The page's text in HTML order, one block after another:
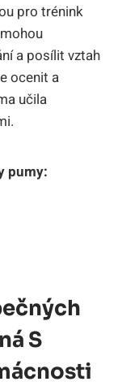
pro trénink
a posílit vztah
ocenit a
učila
pumy:
S